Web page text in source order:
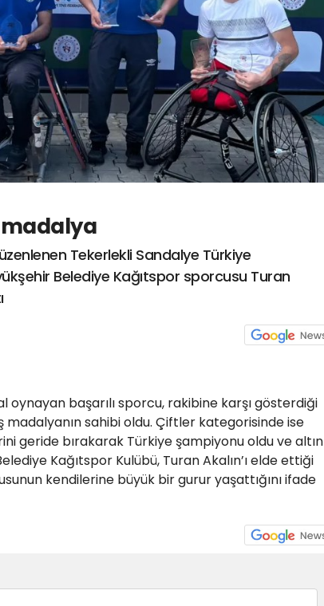
madalya
Tekerlekli Sandalye Türkiye
Belediye Kağıtspor sporcusu Turan
başarılı sporcu, rakibine karşı gösterdiği
sahibi oldu. Çiftler kategorisinde ise
geride bırakarak Türkiye şampiyonu oldu ve altın
Kağıtspor Kulübü, Turan Akalın’ı elde ettiği
kendilerine büyük bir gurur yaşattığını ifade